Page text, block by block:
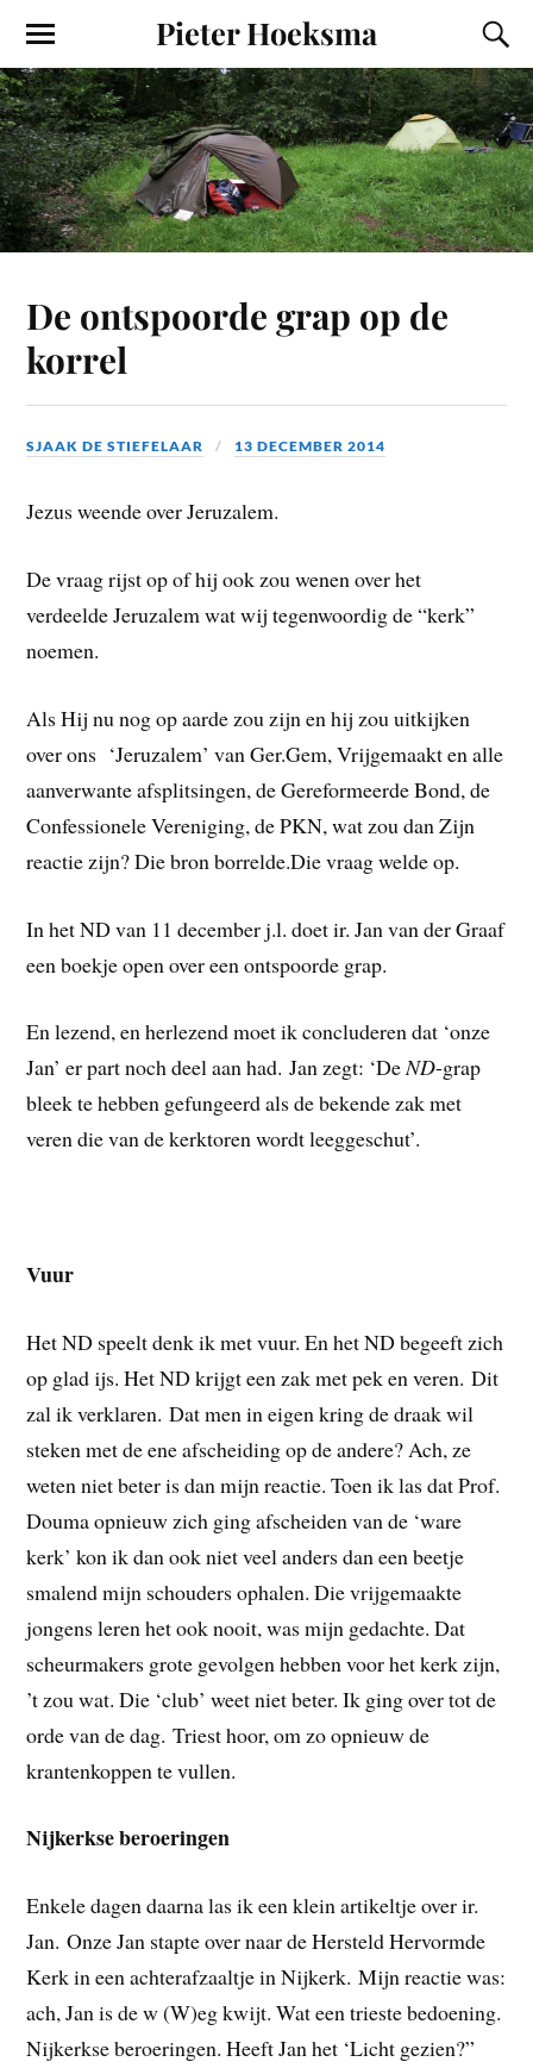
Pieter Hoeksma
De ontspoorde grap op de
korrel
SJAAK DE STIEFELAAR 13 DECEMBER 2014
Jezus weende over Jeruzalem.
De vraag rijst op of hij ook zou wenen over het
verdeelde Jeruzalem wat wij tegenwoordig de “kerk”
noemen.
Als Hij nu nog op aarde zou zijn en hij zou uitkijken
over ons ‘Jeruzalem’ van Ger.Gem, Vrijgemaakt en alle
aanverwante afsplitsingen, de Gereformeerde Bond, de
Confessionele Vereniging, de PKN, wat zou dan Zijn
reactie zijn? Die bron borrelde.Die vraag welde op.
In het ND van 11 december j.l. doet ir. Jan van der Graaf
een boekje open over een ontspoorde grap.
En lezend, en herlezend moet ik concluderen dat ‘onze
Jan’ er part noch deel aan had. Jan zegt: ‘DeND-grap
bleek te hebben gefungeerd als de bekende zak met
veren die van de kerktoren wordt leeggeschut’.
Vuur
Het ND speelt denk ik met vuur. En het ND begeeft zich
op glad ijs. Het ND krijgt een zak met pek en veren. Dit
zal ik verklaren. Dat men in eigen kring de draak wil
steken met de ene afscheiding op de andere? Ach, ze
weten niet beter is dan mijn reactie. Toen ik las dat Prof.
Douma opnieuw zich ging afscheiden van de ‘ware
kerk’ kon ik dan ook niet veel anders dan een beetje
smalend mijn schouders ophalen. Die vrijgemaakte
jongens leren het ook nooit, was mijn gedachte. Dat
scheurmakers grote gevolgen hebben voor het kerk zijn,
’t zou wat. Die ‘club’ weet niet beter. Ik ging over tot de
orde van de dag. Triest hoor, om zo opnieuw de
krantenkoppen te vullen.
Nijkerkse beroeringen
Enkele dagen daarna las ik een klein artikeltje over ir.
Jan. Onze Jan stapte over naar de Hersteld Hervormde
Kerk in een achterafzaaltje in Nijkerk. Mijn reactie was:
ach, Jan is de w (W)eg kwijt. Wat een trieste bedoening.
Nijkerkse beroeringen. Heeft Jan het ‘Licht gezien?”